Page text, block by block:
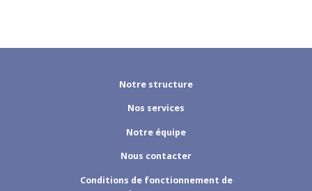
Notre structure
Nos services
Notre équipe
Nous contacter
Conditions de fonctionnement de